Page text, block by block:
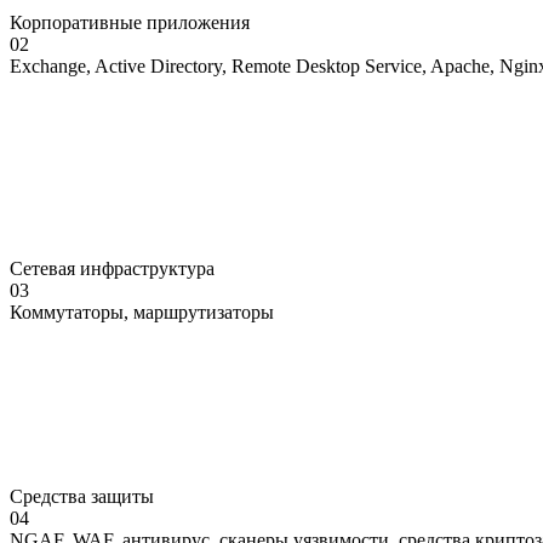
Корпоративные приложения
02
Exchange, Active Directory, Remote Desktop Service, Apache,
Сетевая инфраструктура
03
Коммутаторы, маршрутизаторы
Средства защиты
04